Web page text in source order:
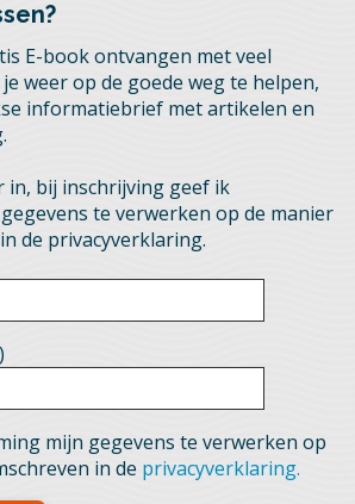
E-book ontvangen met veel
weer op de goede weg te helpen,
informatiebrief met artikelen en
in, bij inschrijving geef ik
te verwerken op de manier
de privacyverklaring.
mijn gegevens te verwerken op
in de privacyverklaring.